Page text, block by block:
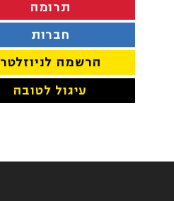
תרומה
חברות
הרשמה לניוזלטר
עיגול לטובה